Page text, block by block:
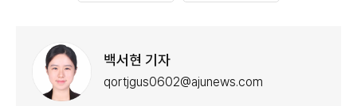
백서현 기자
qortjgus0602@ajunews.com